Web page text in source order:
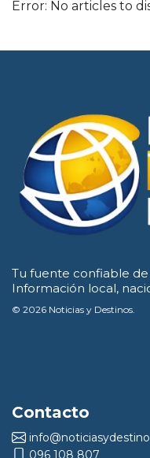
Error: No articles to
Tu fuente confiable de
Información local,
© 2026 Noticias y Destinos.
Contacto
096 108 807